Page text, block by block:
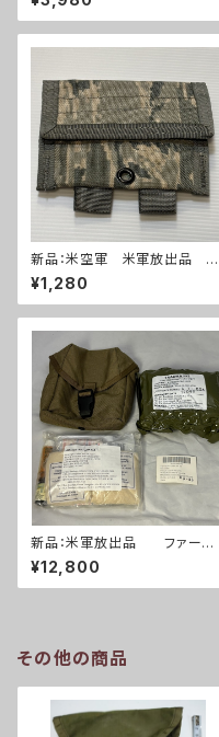
ポーチ タンカラー(A288)
新品：米空軍 米軍放出品 デ
ジタルタイガー迷彩 ABU ユー
ティリティーポーチ(A0263)
¥1,280
新品：米軍放出品 ファースト
エイドキット トラウマキット
フルセット(A0261)
¥12,800
その他の商品